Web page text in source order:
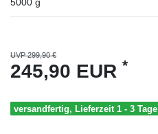
UVP 299,90 €
245,90 EUR *
versandfertig, Lieferzeit 1 - 3 Tage